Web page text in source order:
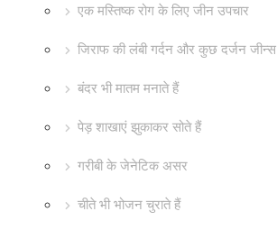
एक मस्तिष्क रोग के लिए जीन उपचार
जिराफ की लंबी गर्दन और कुछ दर्जन जीन्स
बंदर भी मातम मनाते हैं
पेड़ शाखाएं झुकाकर सोते हैं
गरीबी के जेनेटिक असर
चीते भी भोजन चुराते हैं